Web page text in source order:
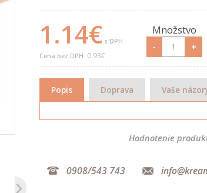
1.14€ s DPH
Cena bez DPH: 0.93€
Množstvo
- +
Popis Doprava Vaše
Hodnotenie
0908/543 743